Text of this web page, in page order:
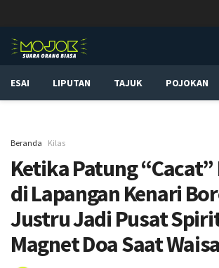
ESAI LIPUTAN TAJUK POJOKAN
Beranda Kilas
Ketika Patung
di Lapangan Kenari
Justru Jadi Pusat
Magnet Doa Saat